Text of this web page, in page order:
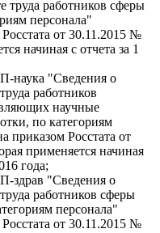
труда работников сферы
персонала"
от 30.11.2015 №
начиная с отчета за 1
наука "Сведения о
работников
научные
по категориям
приказом Росстата от
применяется начиная
года;
здрав "Сведения о
работников сферы
персонала"
от 30.11.2015 №